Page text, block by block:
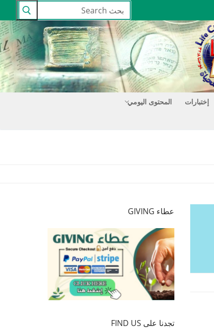
البحث
عن:
إختبارات
المحتوى اليومي
عطاء GIVING
تجدنا على FIND US